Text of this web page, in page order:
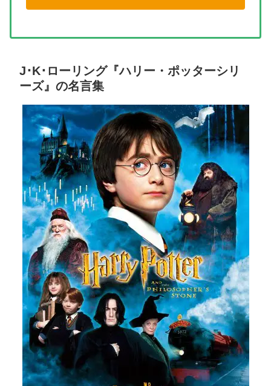
J･K･ローリング『ハリー・ポッターシリ
ーズ』の名言集